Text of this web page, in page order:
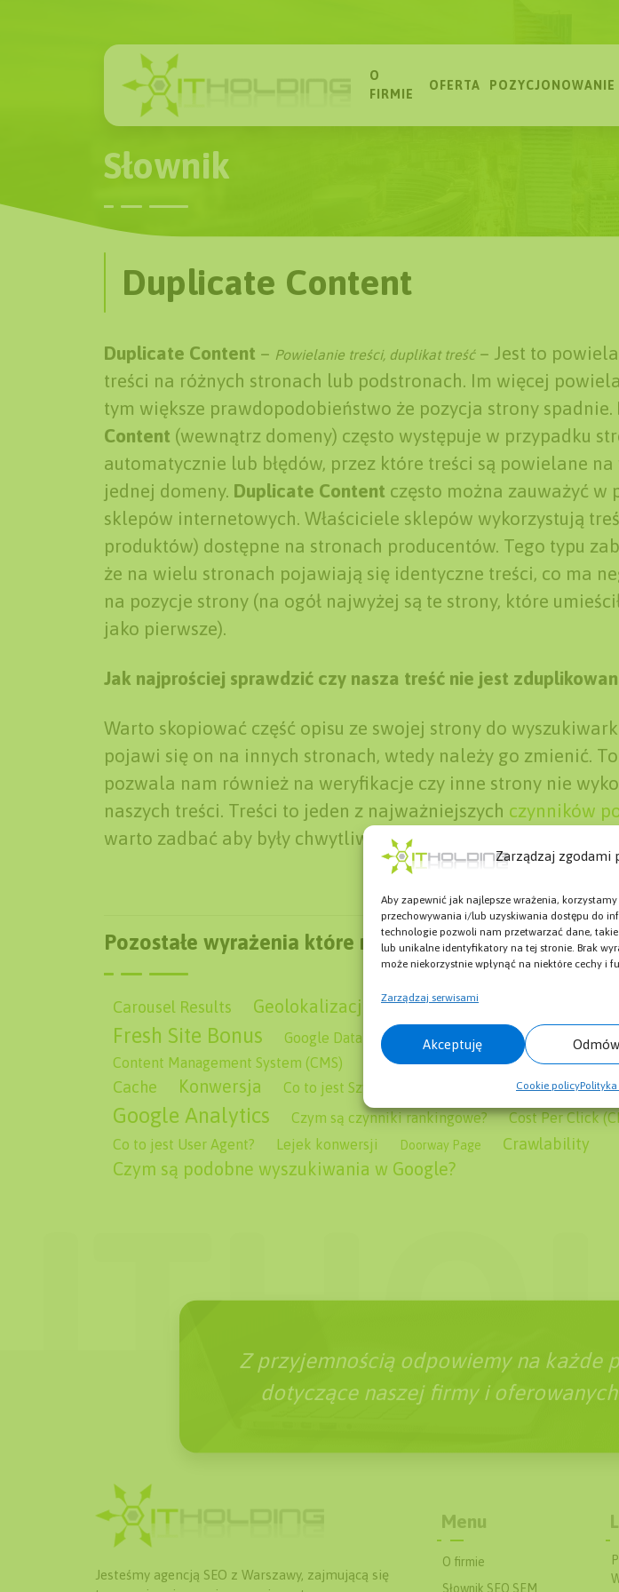
Zarządzaj zgodami
Aby zapewnić jak najlepsze wrażenia,
przechowywania i/lub uzyskiwania dostępu do
technologie pozwoli nam przetwarzać dane,
lub unikalne identyfikatory na tej stronie. Brak
może niekorzystnie wpłynąć na niektóre cechy i
Zarządzaj serwisami
Akceptuję Odmów
Cookie policy
O
FIRMIE
OFERTA POZYCJONOWANIE
Słownik
Duplicate Content
Duplicate Content – Powielanie treści, duplikat treść– Jest to
treści na różnych stronach lub podstronach. Im więcej
tym większe prawdopodobieństwo że pozycja strony spadnie.
Content (wewnątrz domeny) często występuje w przypadku
automatycznie lub błędów, przez które treści są powielane
jednej domeny. Duplicate Content często można zauważyć w
sklepów internetowych. Właściciele sklepów wykorzystują
produktów) dostępne na stronach producentów. Tego typu
że na wielu stronach pojawiają się identyczne treści, co ma
na pozycje strony (na ogół najwyżej są te strony, które
jako pierwsze).
Jak najprościej sprawdzić czy nasza treść nie jest
Warto skopiować część opisu ze swojej strony do
pojawi się on na innych stronach, wtedy należy go zmienić.
pozwala nam również na weryfikacje czy inne strony nie
naszych treści. Treści to jeden z najważniejszych czynników
warto zadbać aby były chwytliwe i unikalne.
Pozostałe wyrażenia które mogą cię zainteresować:
Carousel Results Geolokalizacja – Co to jest?
Fresh Site Bonus Google Data Centers
Czym jest aktualizacja
Content Management System (CMS)
Structured Data (Schema.org) Google
Cache Konwersja Co to jest Szybkość Ładowania Strony? Znaczenie
Google Analytics Czym są czynniki rankingowe?
Cost Per Click
Co to jest User Agent?
Lejek konwersji Doorway Page Crawlability
Czym są podobne wyszukiwania w Google?
Z przyjemnością odpowiemy na każde
dotyczące naszej firmy i oferowanych
Jesteśmy agencją SEO z Warszawy, zajmującą się
Menu
O firmie
Słownik SEO SEM